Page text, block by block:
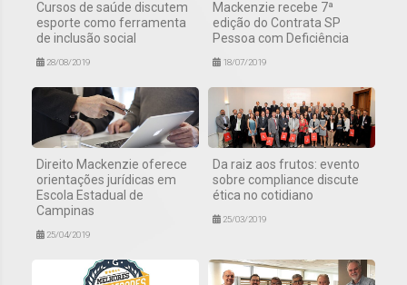
Cursos de saúde discutem
esporte como ferramenta
de inclusão social
28/08/2019
Mackenzie recebe 7ª
edição do Contrata SP
Pessoa com Deficiência
18/07/2019
Direito Mackenzie oferece
orientações jurídicas em
Escola Estadual de
Campinas
25/04/2019
Da raiz aos frutos: evento
sobre compliance discute
ética no cotidiano
25/03/2019